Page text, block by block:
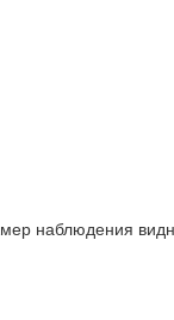
наблюдения